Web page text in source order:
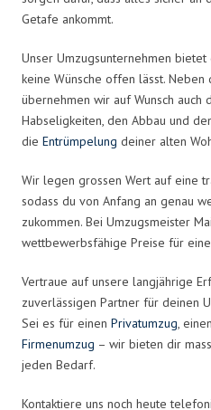
Getafe ankommt.
Unser Umzugsunternehmen
keine Wünsche offen lässt.
übernehmen wir auf Wunsch auch
Habseligkeiten, den Abbau und
die Entrümpelung deiner alten
Wir legen grossen Wert auf eine
sodass du von Anfang an genau
zukommen. Bei Umzugsmeister
wettbewerbsfähige Preise für
Vertraue auf unsere langjährige
zuverlässigen Partner für deinen
Sei es für einen Privatumzug, einen
Firmenumzug – wir bieten dir
jeden Bedarf.
Kontaktiere uns noch heute